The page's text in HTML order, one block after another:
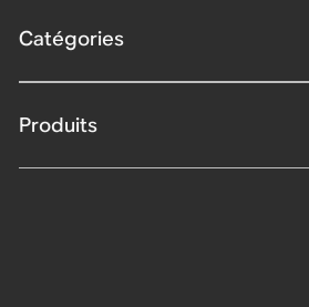
Catégories
Produits